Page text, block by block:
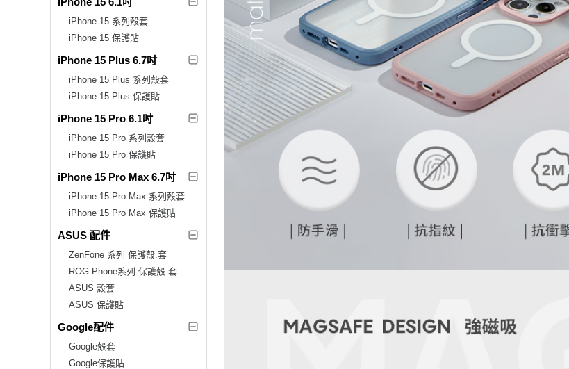
iPhone 15 系列殼套
iPhone 15 保護貼
iPhone 15 Plus 6.7吋
iPhone 15 Plus 系列殼套
iPhone 15 Plus 保護貼
iPhone 15 Pro 6.1吋
iPhone 15 Pro 系列殼套
iPhone 15 Pro 保護貼
iPhone 15 Pro Max 6.7吋
iPhone 15 Pro Max 系列殼套
iPhone 15 Pro Max 保護貼
ASUS 配件
ZenFone 系列 保護殼.套
ROG Phone系列 保護殼.套
ASUS 殼套
ASUS 保護貼
Google配件
Google殼套
Google保護貼